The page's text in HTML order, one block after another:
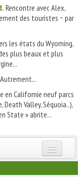
Rencontre avec Alex,
des touristes ~ par
les états du Wyoming,
plus beaux et plus
en Californie neuf parcs
Valley, Séquoia..),
State » abrite...